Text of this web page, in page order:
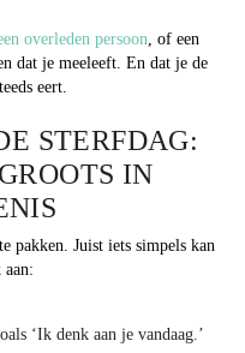
overleden persoon, of een
dat je meeleeft. En dat je de
eert.
STERFDAG:
IN
pakken. Juist iets simpels kan
aan:
‘Ik denk aan je vandaag.’